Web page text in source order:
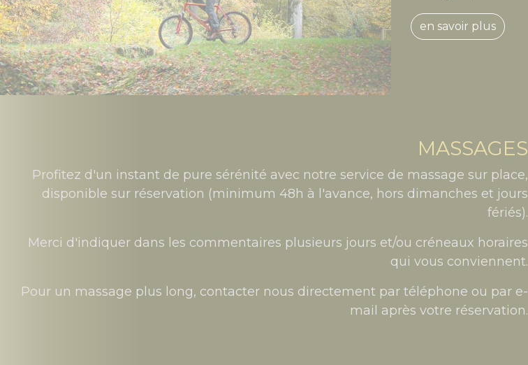
en savoir plus
MASSAGES
Profitez d'un instant de pure sérénité avec notre service de massage sur place,
disponible sur réservation (minimum 48h à l'avance, hors dimanches et jours
fériés).
Merci d'indiquer dans les commentaires plusieurs jours et/ou créneaux horaires
qui vous conviennent.
Pour un massage plus long, contacter nous directement par téléphone ou par e-
mail après votre réservation.